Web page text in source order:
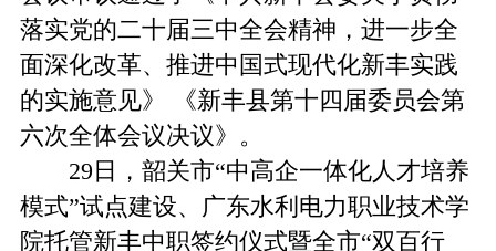
落实党的二十届三中全会精神，进一步全
面深化改革、推进中国式现代化新丰实践
的实施意见》 《新丰县第十四届委员会第
六次全体会议决议》。
29日，韶关市“中高企一体化人才培养
模式”试点建设、广东水利电力职业技术学
院托管新丰中职签约仪式暨全市“双百行